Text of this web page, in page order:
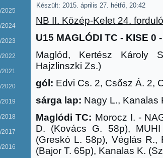
2025
2024
2023
2022
2021
2020
2019
2018
2017
2016
Készült: 2015. április 27. hétfő, 20:42
NB II. Közép-Kelet 24.
U15 MAGLÓDI TC - KISE 0
Maglód, Kertész Károly
Hajzlinszki Zs.)
gól: Edvi Cs. 2, Csősz Á. 2,
sárga lap: Nagy L., Kanalas
Maglódi TC: Morocz I. -
D. (Kovács G. 58p),
(Greskó L. 58p), Véglás R.,
(Bajor T. 65p), Kanalas K.